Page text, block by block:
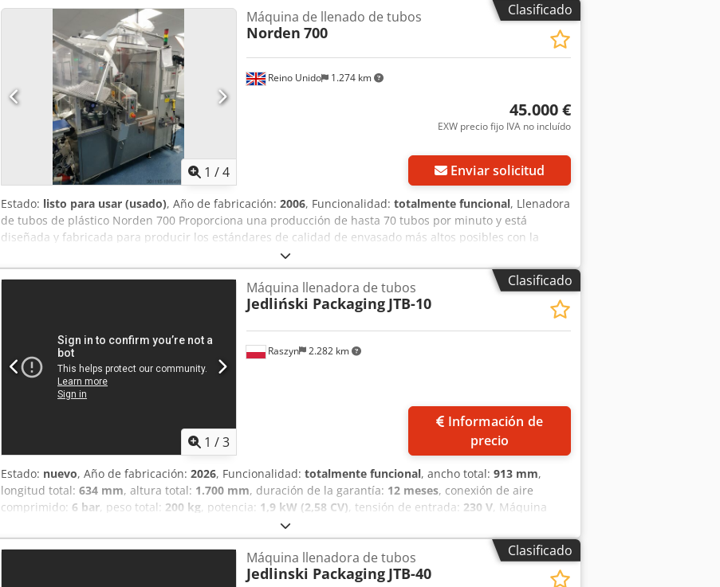
Clasificado
1 /4
Reino Unido 1.274 km
Máquina de llenado de tubos
Norden 700
45.000 €
EXW precio fijo IVA no incluído
Enviar solicitud
Estado: listo para usar (usado), Año de fabricación: 2006, Funcionalidad: totalmente funcional, Llenadora
de tubos de plástico Norden 700 Proporciona una producción de hasta 70 tubos por minuto y está
diseñada y fabricada para producir los estándares de calidad de envasado más altos posibles con la
máxima eficiencia operativa. Los tubos de plástico y laminados se pueden sellar utilizando el sistema de
sellado de aire caliente patentado por Norden. Año: 2006 Modelo: 700 Información clave: Credpfev Hxu
Usx Aktof – Capacidad de producción: 70 tpm – Volumen de llenado: 1-300 ml – Longitud del tubo: 50-250
mm – Diámetro del tubo: 10-60 mm – Sistema de alimentación: casete – Boquilla de llenado por soplado -
Clasificado
1 /3
Raszyn 2.282 km
Máquina llenadora de tubos
Jedliński Packaging JTB-10
precio
Estado: nuevo, Año de fabricación: 2026, Funcionalidad: totalmente funcional, ancho total: 913 mm,
longitud total: 634 mm, altura total: 1.700 mm, duración de la garantía: 12 meses, conexión de aire
comprimido: 6 bar, peso total: 200 kg, potencia: 1,9 kW (2,58 CV), tensión de entrada: 230 V, Máquina
semiautomática de llenado de tubos. Eficiencia de hasta 13 tubos por minuto. Dosis de 5 ml a 270 ml
Diámetro del tubo de 19 mm a 50 mm Altura del tubo de 70 a 210 mm Cedpfx Akjxx Uihstjrf Fabricada en
Polonia La máquina está disponible para su visualización y prueba en las instalaciones de la empresa.
Jedliński Packaging sp. z o.o. ul. Wodna 3 05-090, Raszyn Polonia
Clasificado
Máquina llenadora de tubos
Jedlinski Packaging JTB-40